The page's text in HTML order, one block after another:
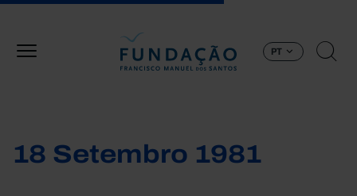
PT
18 Setembro 1981